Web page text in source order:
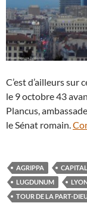
C’est d’ailleurs sur
le 9 octobre 43
Plancus,
le Sénat romain.
AGRIPPA
LUGDUNUM
TOUR DE LA PART-